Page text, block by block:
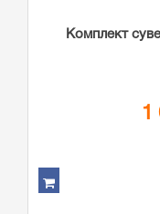
Комплект
1